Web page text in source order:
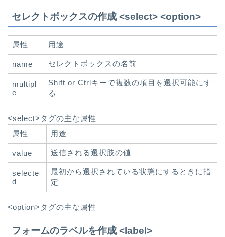
セレクトボックスの作成 <select> <option>
属性 用途
name セレクトボックスの名前
multipl
e
Shift or Ctrlキーで複数の項目を選択可能にす
る
<select>タグの主な属性
属性
用途
value 送信される選択肢の値
selecte
d
最初から選択されている状態にするときに指
定
<option>タグの主な属性
フォームのラベルを作成 <label>